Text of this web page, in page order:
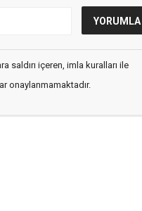
saldırı içeren, imla kuralları ile
onaylanmamaktadır.